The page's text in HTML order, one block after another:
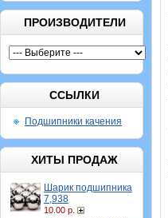
ПРОИЗВОДИТЕЛИ
ССЫЛКИ
Подшипники качения
ХИТЫ ПРОДАЖ
Шарик подшипника
7,938
10.00 р.